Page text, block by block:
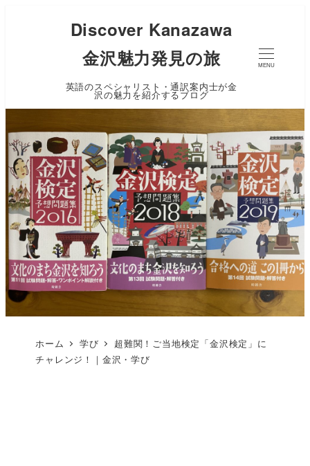
Discover Kanazawa
金沢魅力発見の旅
英語のスペシャリスト・通訳案内士が金
沢の魅力を紹介するブログ
MENU
ホーム 学び
超難関！ご当地検定「金沢検定」に
チャレンジ！｜金沢・学び